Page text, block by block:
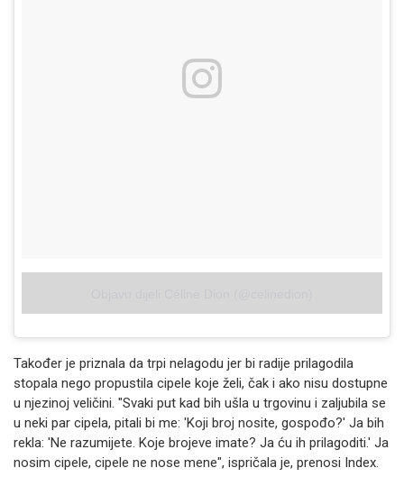
Također je priznala da trpi nelagodu jer bi radije prilagodila
stopala nego propustila cipele koje želi, čak i ako nisu dostupne
u njezinoj veličini. "Svaki put kad bih ušla u trgovinu i zaljubila se
u neki par cipela, pitali bi me: 'Koji broj nosite, gospođo?' Ja bih
rekla: 'Ne razumijete. Koje brojeve imate? Ja ću ih prilagoditi.' Ja
nosim cipele, cipele ne nose mene", ispričala je, prenosi Index.